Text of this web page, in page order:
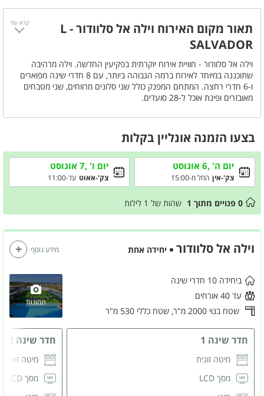
תאור מקום האירוח וילה אל סלוודור - L
SALVADOR
וילה אל סלוודור - חוויית אירוח יוקרתית בפקיעין החדשה. וילה מרהיבה
שתוכננה במיוחד לאירוח ברמה הגבוהה ביותר, עם 8 חדרי שינה מפוארים
ו-6 חדרי רחצה. המתחם המפנק כולל שני סלונים מרווחים, שני מטבחים
מאובזרים ופינת אוכל ל-28 סועדים.
בחצר מחכה לכם בריכת שחייה מרשימה באורך 14 מטר, עם בריכה רדודה
לילדים לכל אורכה, ג'קוזי ספא מפנק וגינה ירוקה מטופחת. כל פרט במתחם
תוכנן בקפידה להעניק לכם חופשה בלתי נשכחת.
קרא עוד
בצעו הזמנה אונליין בקלות
יום ה' ,6 אוגוסט
צק'-אין החל מ-15:00
יום ו' ,7 אוגוסט
צק'-אאוט עד-11:00
0 פנויים מתוך 1 שהות של 1 לילות
וילה אל סלוודור יחידה אחת
תמונות
ביחידה 10 חדרי שינה
עד 40 אורחים
שטח בנוי 2000 מ"ר,
שטח כללי 530 מ"ר
חדר שינה 1
מיטה זוגית
מסך LCD
חדר שינה 2
מיטה זוגית
מסך LCD
מידע נוסף